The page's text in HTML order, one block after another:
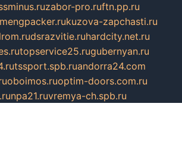
zabor-pro.ruftn.pp.ru
kuzova-zapchasti.ru
dsrazvitie.ruhardcity.net.ru
topservice25.rugubernyan.ru
tssport.spb.ruandorra24.com
oboimos.ruoptim-doors.com.ru
npa21.ruvremya-ch.spb.ru